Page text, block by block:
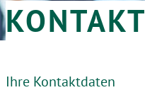
KONTAKT
Ihre Kontaktdaten